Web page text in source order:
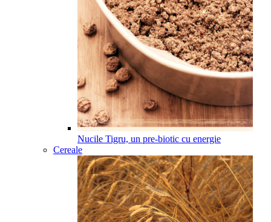
Nucile Tigru, un pre-biotic cu energie
Cereale